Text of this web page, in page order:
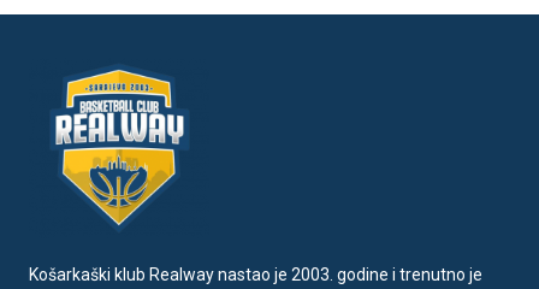
Košarkaški klub Realway nastao je 2003. godine i trenutno je